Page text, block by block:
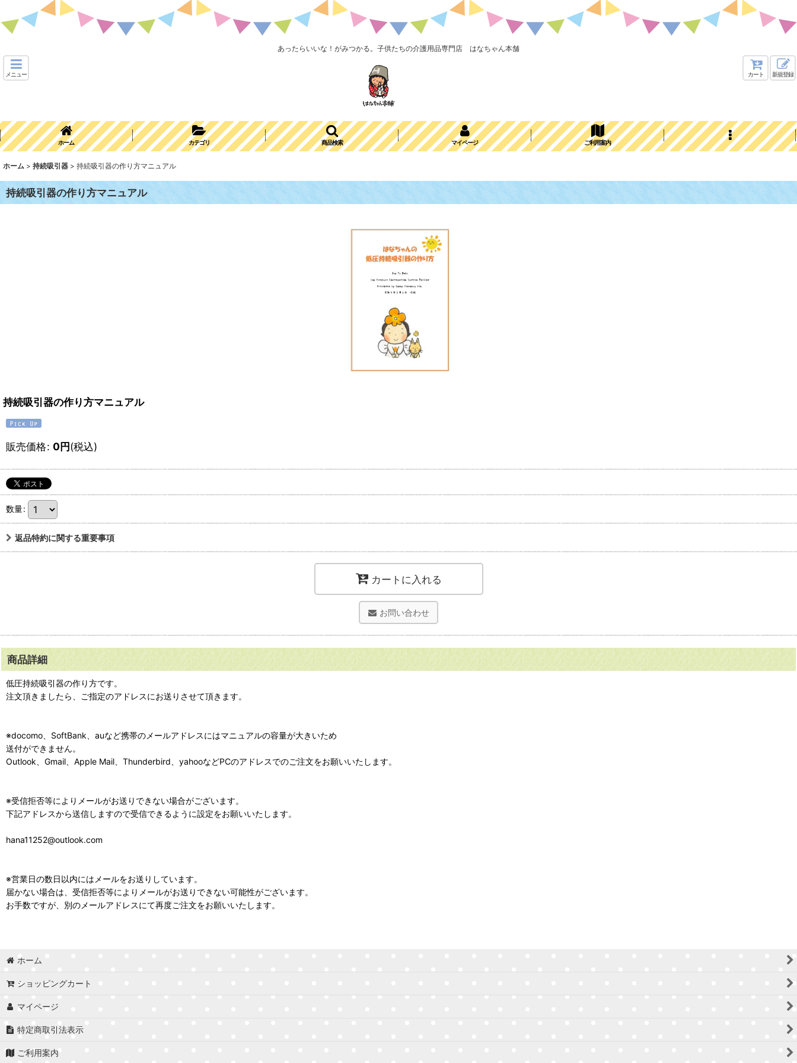
あったらいいな！がみつかる。子供たちの介護用品専門店 はなちゃん本舗
メニュー カート 新規登録
ホーム カテゴリ 商品検索 マイページ ご利用案内
ホーム > 持続吸引器 > 持続吸引器の作り方マニュアル
持続吸引器の作り方マニュアル
持続吸引器の作り方マニュアル
販売価格: 0円(税込)
数量:
返品特約に関する重要事項
カートに入れる
お問い合わせ
商品詳細
低圧持続吸引器の作り方です。
注文頂きましたら、ご指定のアドレスにお送りさせて頂きます。
※docomo、SoftBank、auなど携帯のメールアドレスにはマニュアルの容量が大きいため
送付ができません。
Outlook、Gmail、Apple Mail、Thunderbird、yahooなどPCのアドレスでのご注文をお願いいたします。
※受信拒否等によりメールがお送りできない場合がございます。
下記アドレスから送信しますので受信できるように設定をお願いいたします。
hana11252@outlook.com
※営業日の数日以内にはメールをお送りしています。
届かない場合は、受信拒否等によりメールがお送りできない可能性がございます。
お手数ですが、別のメールアドレスにて再度ご注文をお願いいたします。
ホーム
ショッピングカート
マイページ
特定商取引法表示
ご利用案内